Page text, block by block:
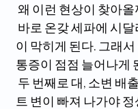
왜 이런 현상이 찾아올
이 막히게 된다. 그래
통증이 점점 늘어나게
트 변이 빠져 나가야